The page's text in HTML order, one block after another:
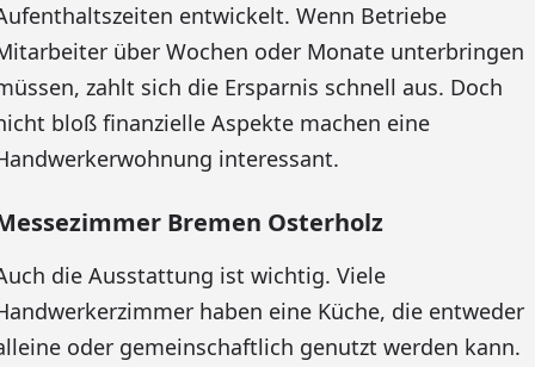
entwickelt. Wenn Betriebe
über Wochen oder Monate unterbringen
zahlt sich die Ersparnis schnell aus. Doch
bloß finanzielle Aspekte machen eine
interessant.
Bremen Osterholz
die Ausstattung ist wichtig. Viele
haben eine Küche, die entweder
oder gemeinschaftlich genutzt werden kann.